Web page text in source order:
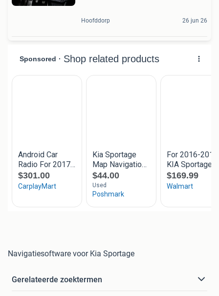
Hoofddorp 26 jun 26
Navigatiesoftware voor Kia Sportage
Gerelateerde zoektermen